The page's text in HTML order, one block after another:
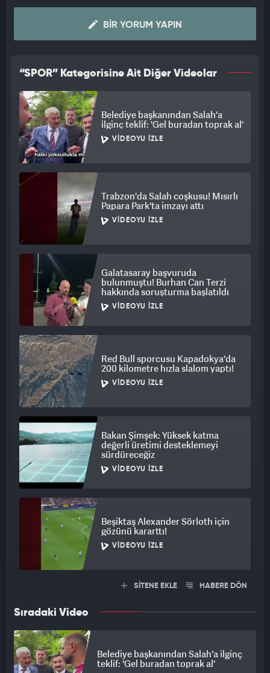
BIR YORUM YAPIN
“SPOR” Kategorisine Ait Diğer Videolar
Belediye başkanından Salah'a
ilginç teklif: 'Gel buradan toprak al'
VIDEOYU İZLE
Trabzon'da Salah coşkusu! Mısırlı
Papara Park'ta imzayı attı
VIDEOYU İZLE
Galatasaray başvuruda
bulunmuştu! Burhan Can Terzi
hakkında soruşturma başlatıldı
VIDEOYU İZLE
Red Bull sporcusu Kapadokya'da
200 kilometre hızla slalom yaptı!
VIDEOYU İZLE
Bakan Şimşek: Yüksek katma
değerli üretimi desteklemeyi
sürdüreceğiz
VIDEOYU İZLE
Beşiktaş Alexander Sörloth için
gözünü kararttı!
VIDEOYU İZLE
SİTENE EKLE HABERE DÖN
Sıradaki Video
Belediye başkanından Salah'a ilginç
teklif: 'Gel buradan toprak al'